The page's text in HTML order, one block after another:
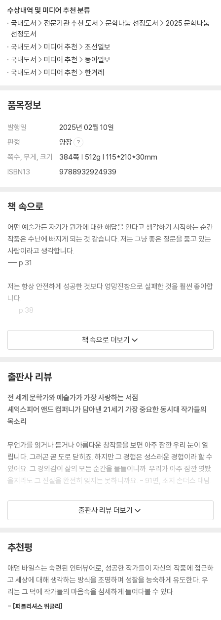
수상내역 및 미디어 추천 분류
국내도서
전문기관 추천 도서 문학나눔 선정도서
2025 문학나눔
선정도서
국내도서
미디어 추천
조선일보
국내도서
미디어 추천
동아일보
국내도서
미디어 추천 한겨레
품목정보
발행일
2025년 02월 10일
판형
양장
쪽수, 무게, 크기
384쪽 | 512g | 115*210*30mm
ISBN13
9788932924939
책 속으로
어떤 예술가든 자기가 뭔가에 대한 해답을 안다고 생각하기 시작하는 순간
작품은 수난에 빠지게 되는 것 같습니다. 저는 그냥 좋은 질문을 품고 있는
사람이라고 생각합니다.
--- p.31
저는 항상 안전하게 성공한 것보다 엉망진창으로 실패한 것을 훨씬 좋아합
니다.
--- p.38
외로움은 단순히 우정이나 내 삶에 들어온 사람들의 수와 관련된 것이 아
니라, 내가 사랑받고, 이해받고, 소통하고 있다는 깊은 수준의 감정과 관련
제가 시선을 둔 예술이 그 사실을 일깨워 준 것 같습니다. 바로 그 점이 저
를 치유한 것입니다. 내가 그 경험에서 빠져나와야 하는 게 아니라, 더는 그
경험에 대해 수치심을 느낄 필요가 없다는 사실이요.
바일스: 그날 쓰기로 한 인물의 마음속으로 들어가기 위해 하는 아침 명상
같은 게 있었나요?
제임스: 음, 그게……향을 좀 피운 다음 사탄에게 기도해요. 늘 그렇게 합니
다.
상관도 없거든요. 저는 앉아서 일을 하러 갑니다. 그렇게 그날 일을 마치고
--- p.80
하지만 소설의 존재 가치가 무엇인가요? 그것은 모든 걸 올바르게 파악하
는 일이 아닙니다. 특정 역사적 기간에 있었던 일을 나열하는 것이 아닙니
책 속으로 더보기
출판사 리뷰
전 세계 문학가와 예술가가 가장 사랑하는 서점
셰익스피어 앤드 컴퍼니가 담아낸 21세기 가장 중요한 동시대 작가들의
목소리
무언가를 읽거나 듣거나 아름다운 창작물을 보면 아주 잠깐 우리 눈이 열
립니다. 그러곤 곧 도로 닫히죠. 하지만 그 경험은 성스러운 경험이라 할 수
있어요. 그 경외감이 삶의 모든 순간을 물들이니까. 우리가 아주 잠깐 엿봤
을지라도 그 진실을 완전히 잊지는 못하니까요. - 91면, 조지 손더스 대담.
제임스 조이스, 어니스트 헤밍웨이, 에즈라 파운드, 앙드레 지드, 폴 발레
리 등 당대 거장 작가들이 모여들었던 주요한 장소이자 문학과 예술을 사
2년까지 10년간 진행되었던 작가와의 대화 중 최고의 인터뷰를 엄선한 대
담집 『소설을 쓸 때 내가 생각하는 것들』이 열린책들에서 출간되었다. 노
벨 문학상 수상 작가 아니 에르노, 퓰리처상 수상 작가 콜슨 화이트헤드, 공
쿠르상 수상 작가 레일라 슬리마니, 전미 도서상 수상 작가 제스민 워드, 맨
르 등 평단의 찬사와 대중의 주목을 한 몸에 받는 소설가부터 제니 장, 클레
출판사 리뷰 더보기
추천평
애덤 바일스는 숙련된 인터뷰어로, 성공한 작가들이 자신의 작품에 접근하
고 세상에 대해 생각하는 방식을 조명하며 성찰을 능숙하게 유도한다. 우
리는 그 덕에 작가들의 마음속을 섬세하게 들여다볼 수 있다.
- [퍼블리셔스 위클리]